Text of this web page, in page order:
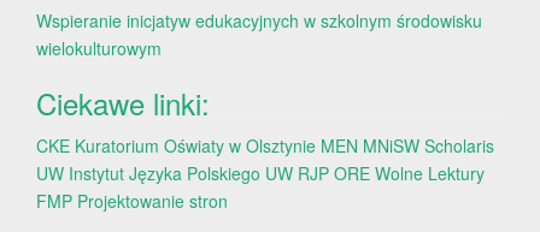
Wspieranie inicjatyw edukacyjnych w szkolnym środowisku
wielokulturowym
Ciekawe linki:
CKE Kuratorium Oświaty w Olsztynie MEN MNiSW Scholaris
UW Instytut Języka Polskiego UW RJP ORE Wolne Lektury
FMP Projektowanie stron